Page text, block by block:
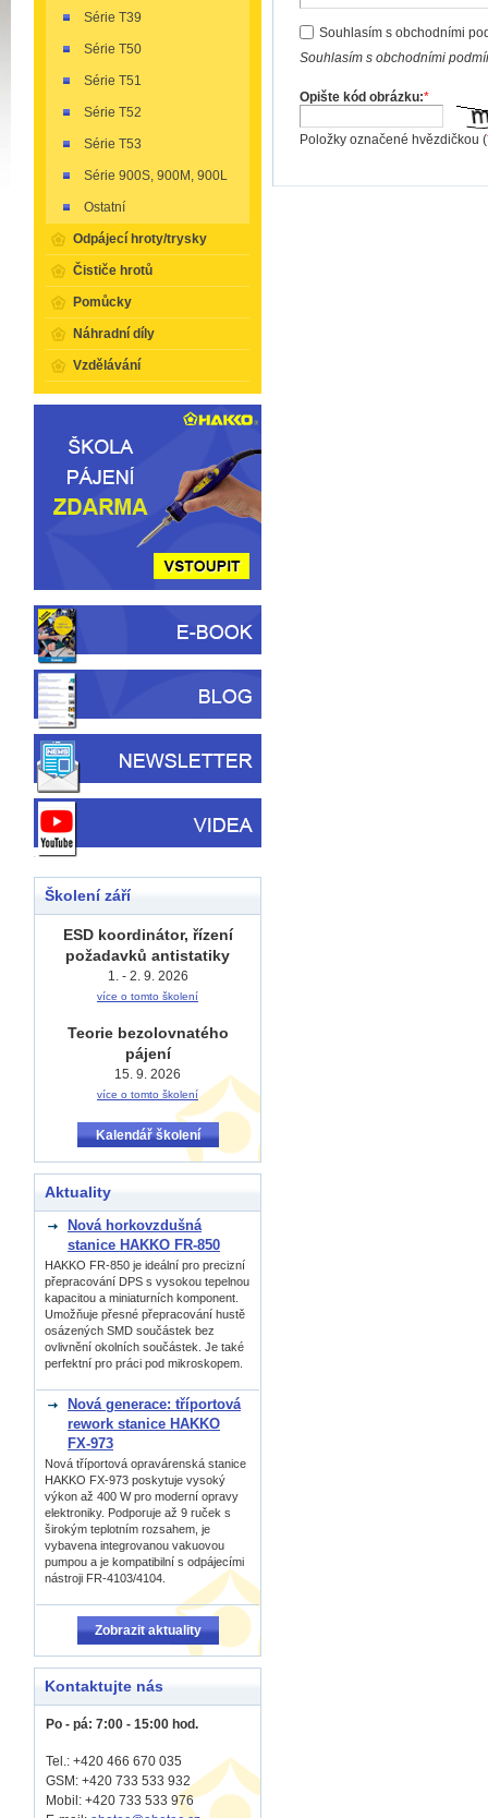
Souhlasím s obchodními
Souhlasím s obchodními
Opište kód obrázku:*
Položky označené hvězdičkou (
Série T39
Série T50
Série T51
Série T52
Série T53
Série 900S, 900M, 900L
Ostatní
Odpájecí hroty/trysky
Čističe hrotů
Pomůcky
Náhradní díly
Vzdělávání
Školení září
ESD koordinátor, řízení
požadavků antistatiky
1. - 2. 9. 2026
více o tomto školení
Teorie bezolovnatého
pájení
15. 9. 2026
více o tomto školení
Kalendář školení
Aktuality
Nová horkovzdušná
stanice HAKKO FR-850
HAKKO FR-850 je ideální pro precizní
přepracování DPS s vysokou tepelnou
kapacitou a miniaturních komponent.
Umožňuje přesné přepracování hustě
osázených SMD součástek bez
ovlivnění okolních součástek. Je také
perfektní pro práci pod mikroskopem.
Nová generace: tříportová
rework stanice HAKKO
FX-973
Nová tříportová opravárenská stanice
HAKKO FX-973 poskytuje vysoký
výkon až 400 W pro moderní opravy
elektroniky. Podporuje až 9 ruček s
širokým teplotním rozsahem, je
vybavena integrovanou vakuovou
pumpou a je kompatibilní s odpájecími
nástroji FR-4103/4104.
Zobrazit aktuality
Kontaktujte nás
Po - pá: 7:00 - 15:00 hod.
Tel.: +420 466 670 035
GSM: +420 733 533 932
Mobil: +420 733 533 976